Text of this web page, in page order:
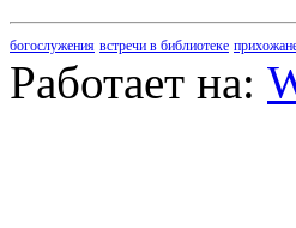
богослужения встречи в библиотеке
Работает на: